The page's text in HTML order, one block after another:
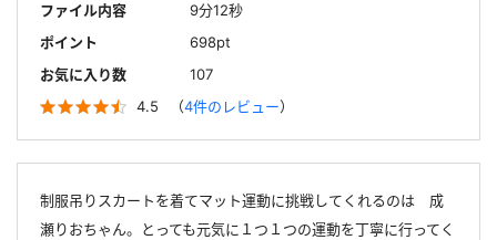
ファイル内容
9分12秒
ポイント
698pt
お気に入り数
107
4.5
（4件のレビュー）
制服吊りスカートを着てマット運動に挑戦してくれるのは 成
瀬りおちゃん。とっても元気に１つ１つの運動を丁寧に行ってく